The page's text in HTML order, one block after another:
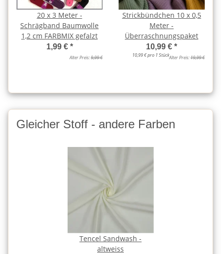
20 x 3 Meter -
Schrägband Baumwolle
1,2 cm FARBMIX gefalzt
1,99 € *
Alter Preis:9,99 €
Strickbündchen 10 x 0,5
Meter -
Überraschnungspaket
10,99 € *
10,99 € pro 1 StückAlter Preis:19,99 €
Gleicher Stoff - andere Farben
Tencel Sandwash -
altweiss